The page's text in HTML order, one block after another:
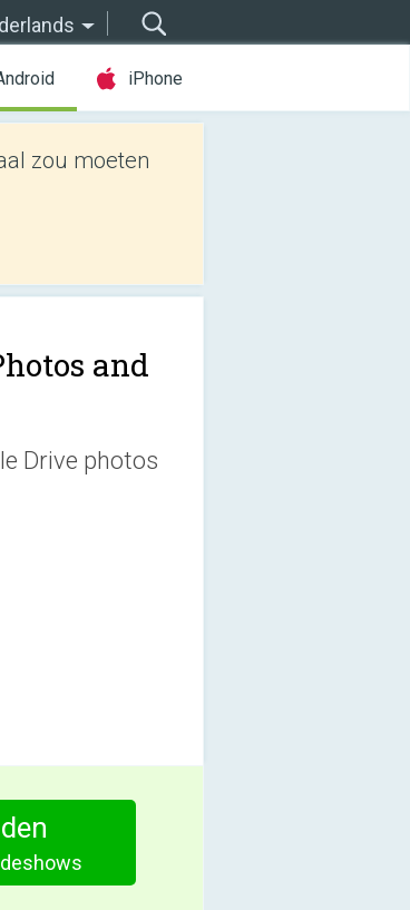
iPhone
zou moeten
and
Drive photos